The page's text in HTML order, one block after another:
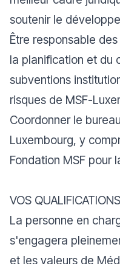
soutenir le
Être responsable
la planification et du
subventions
risques de MSF-
Coordonner le
Luxembourg, y
Fondation MSF pour
VOS
La personne en
s'engagera
et les valeurs de